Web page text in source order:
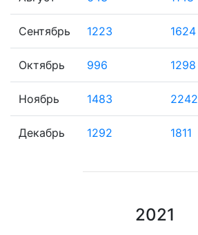
Сентябрь 1223 1624
Октябрь 996 1298
Ноябрь 1483 2242
Декабрь 1292 1811
2021